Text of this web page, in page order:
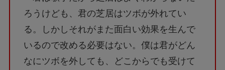
ろうけども、君の芝居はツボが外れてい
る。しかしそれがまた面白い効果を生んで
いるので改める必要はない。僕は君がどん
なにツボを外しても、どこからでも受けて